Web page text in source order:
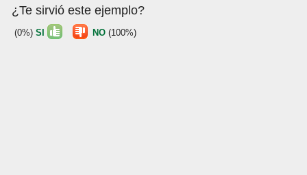
¿Te sirvió este ejemplo?
(0%) SI NO (100%)